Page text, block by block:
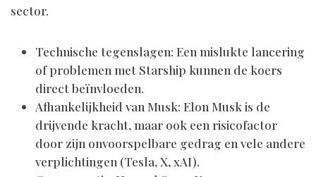
sector.
Technische tegenslagen: Een mislukte lancering
of problemen met Starship kunnen de koers
direct beïnvloeden.
Afhankelijkheid van Musk: Elon Musk is de
drijvende kracht, maar ook een risicofactor
door zijn onvoorspelbare gedrag en vele andere
verplichtingen (Tesla, X, xAI).